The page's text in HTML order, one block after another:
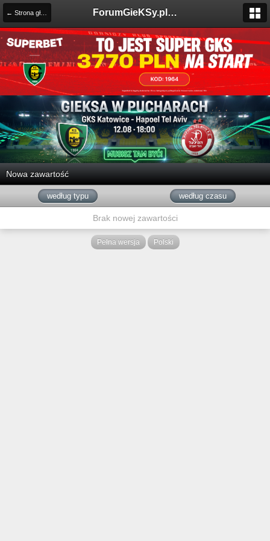
← Strona główna ForumGieKSy.pl - Oficjalne forum kibiców GKS Katowice
Nowa zawartość
według typu według czasu
Brak nowej zawartości
Pełna wersja Polski